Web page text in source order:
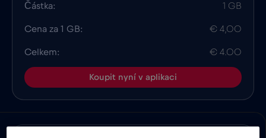
Částka: 1 GB
Cena za 1 GB: € 4,00
Celkem: € 4.00
Koupit nyní v aplikaci